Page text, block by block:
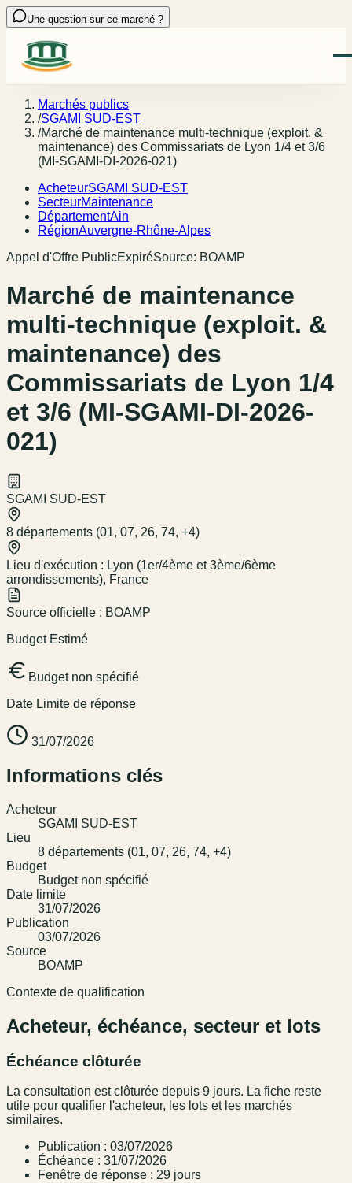
Une question sur ce marché ?
Marchés publics
/SGAMI SUD-EST
/Marché de maintenance multi-technique (exploit. &
maintenance) des Commissariats de Lyon 1/4 et 3/6
(MI-SGAMI-DI-2026-021)
AcheteurSGAMI SUD-EST
SecteurMaintenance
DépartementAin
RégionAuvergne-Rhône-Alpes
Appel d'Offre PublicExpiréSource: BOAMP
Marché de maintenance
multi-technique (exploit. &
maintenance) des
Commissariats de Lyon 1/4
et 3/6 (MI-SGAMI-DI-2026-
021)
SGAMI SUD-EST
8 départements (01, 07, 26, 74, +4)
Lieu d'exécution : Lyon (1er/4ème et 3ème/6ème
arrondissements), France
Source officielle : BOAMP
Budget Estimé
Budget non spécifié
Date Limite de réponse
31/07/2026
Informations clés
Acheteur
SGAMI SUD-EST
Lieu
8 départements (01, 07, 26, 74, +4)
Budget
Budget non spécifié
Date limite
31/07/2026
Publication
03/07/2026
Source
BOAMP
Contexte de qualification
Acheteur, échéance, secteur et lots
Échéance clôturée
La consultation est clôturée depuis 9 jours. La fiche reste
utile pour qualifier l'acheteur, les lots et les marchés
similaires.
Publication : 03/07/2026
Échéance : 31/07/2026
Fenêtre de réponse : 29 jours